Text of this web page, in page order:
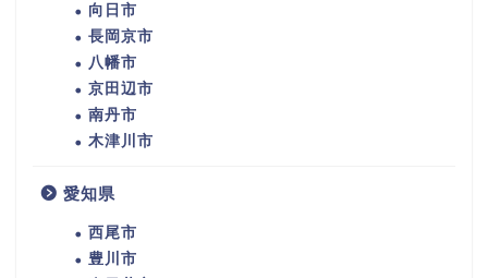
向日市
長岡京市
八幡市
京田辺市
南丹市
木津川市
愛知県
西尾市
豊川市